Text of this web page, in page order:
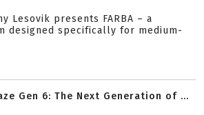
Lesovik presents FARBA – a
designed specifically for medium-
Gen 6: The Next Generation of ...